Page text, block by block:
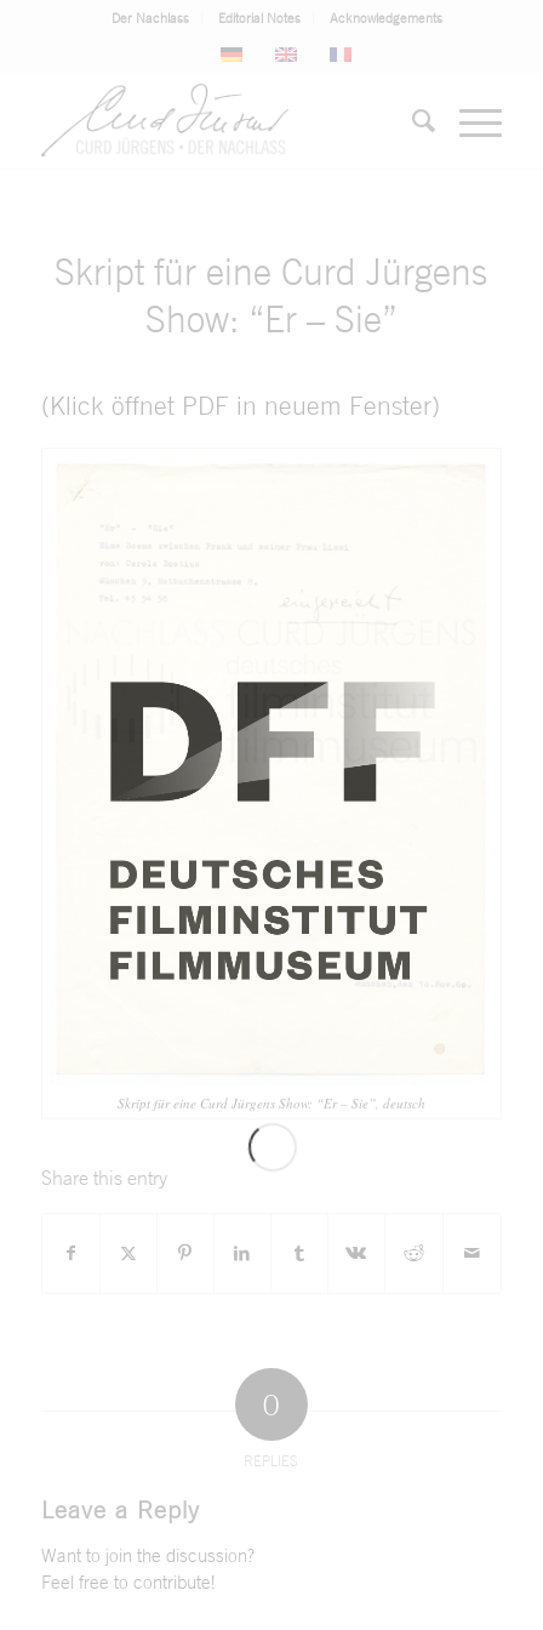
Der Nachlass Editorial Notes Acknowledgements
Skript für eine Curd Jürgens
Show: “Er – Sie”
(Klick öffnet PDF in neuem Fenster)
Skript für eine Curd Jürgens Show: “Er – Sie”, deutsch
Share this entry
0
REPLIES
Leave a Reply
Want to join the discussion?
Feel free to contribute!